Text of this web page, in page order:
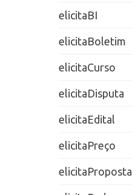
elicitaBI
elicitaBoletim
elicitaCurso
elicitaDisputa
elicitaEdital
elicitaPreço
elicitaProposta